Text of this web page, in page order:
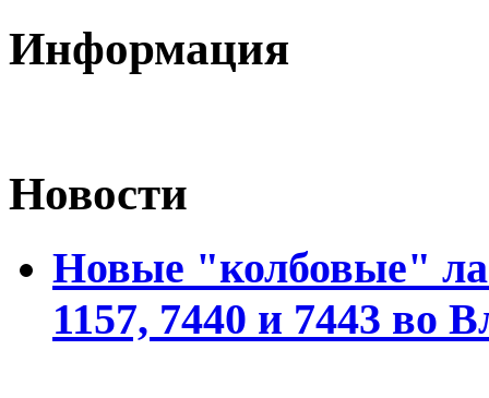
Информация
Новости
Новые "колбовые"
1157, 7440 и 7443 во